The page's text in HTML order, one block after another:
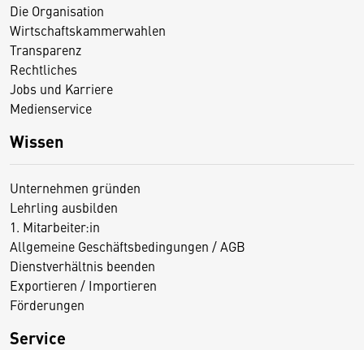
Die Organisation
Wirtschaftskammerwahlen
Transparenz
Rechtliches
Jobs und Karriere
Medienservice
Wissen
Unternehmen gründen
Lehrling ausbilden
1. Mitarbeiter:in
Allgemeine Geschäftsbedingungen / AGB
Dienstverhältnis beenden
Exportieren / Importieren
Förderungen
Service